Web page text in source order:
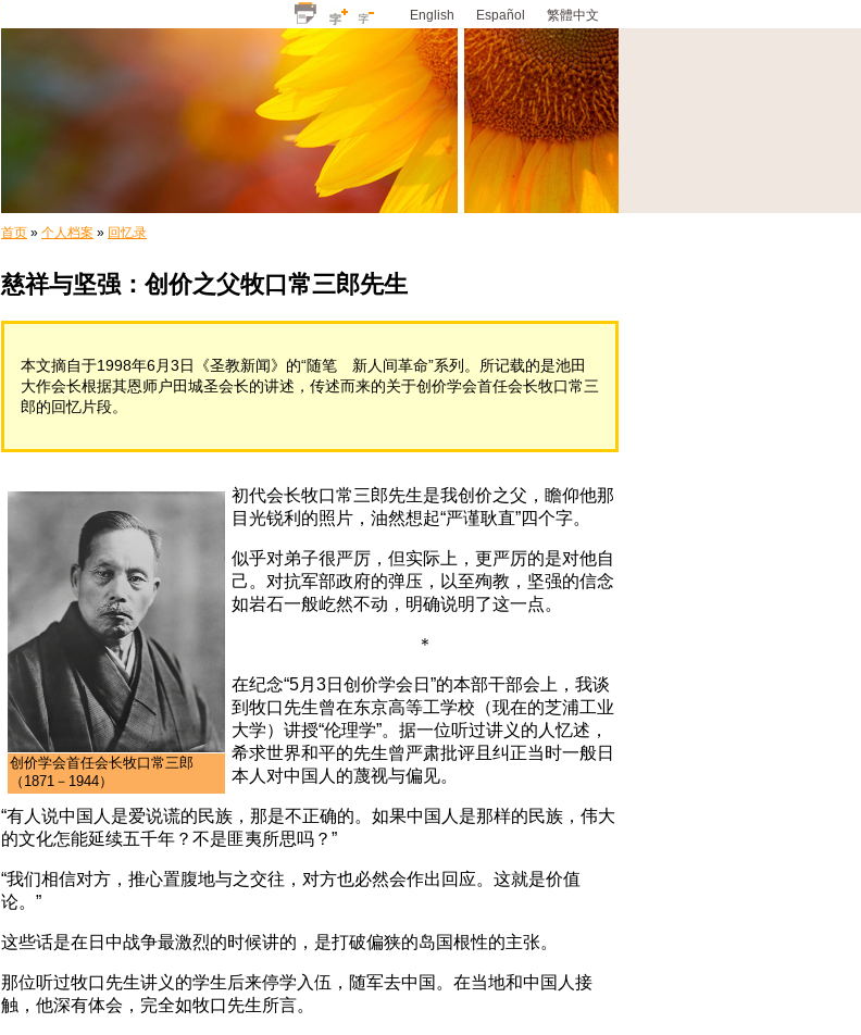
English Español 繁體中文
首页 » 个人档案 » 回忆录
慈祥与坚强：创价之父牧口常三郎先生
本文摘自于1998年6月3日《圣教新闻》的“随笔 新人间革命”系列。所记载的是池田
大作会长根据其恩师户田城圣会长的讲述，传述而来的关于创价学会首任会长牧口常三
郎的回忆片段。
创价学会首任会长牧口常三郎
（1871－1944）
初代会长牧口常三郎先生是我创价之父，瞻仰他那
目光锐利的照片，油然想起“严谨耿直”四个字。
似乎对弟子很严厉，但实际上，更严厉的是对他自
己。对抗军部政府的弹压，以至殉教，坚强的信念
如岩石一般屹然不动，明确说明了这一点。
＊
在纪念“5月3日创价学会日”的本部干部会上，我谈
到牧口先生曾在东京高等工学校（现在的芝浦工业
大学）讲授“伦理学”。据一位听过讲义的人忆述，
希求世界和平的先生曾严肃批评且纠正当时一般日
本人对中国人的蔑视与偏见。
“有人说中国人是爱说谎的民族，那是不正确的。如果中国人是那样的民族，伟大
的文化怎能延续五千年？不是匪夷所思吗？”
“我们相信对方，推心置腹地与之交往，对方也必然会作出回应。这就是价值
论。”
这些话是在日中战争最激烈的时候讲的，是打破偏狭的岛国根性的主张。
那位听过牧口先生讲义的学生后来停学入伍，随军去中国。在当地和中国人接
触，他深有体会，完全如牧口先生所言。